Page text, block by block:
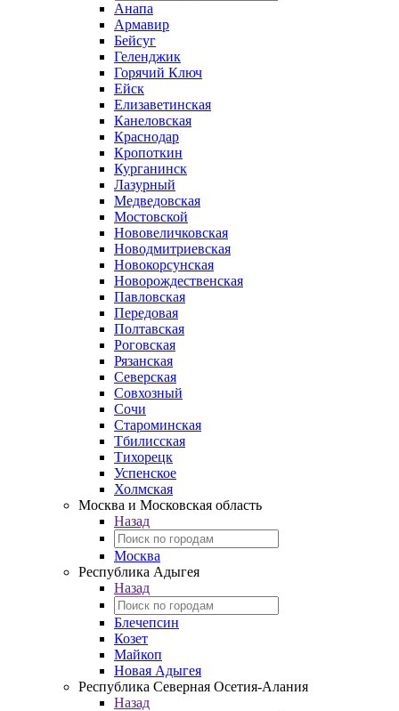
Анапа
Армавир
Бейсуг
Геленджик
Горячий Ключ
Ейск
Елизаветинская
Канеловская
Краснодар
Кропоткин
Курганинск
Лазурный
Медведовская
Мостовской
Нововеличковская
Новодмитриевская
Новокорсунская
Новорождественская
Павловская
Передовая
Полтавская
Роговская
Рязанская
Северская
Совхозный
Сочи
Староминская
Тбилисская
Тихорецк
Успенское
Холмская
Москва и Московская область
Назад
Москва
Республика Адыгея
Назад
Блечепсин
Козет
Майкоп
Новая Адыгея
Республика Северная Осетия-Алания
Назад